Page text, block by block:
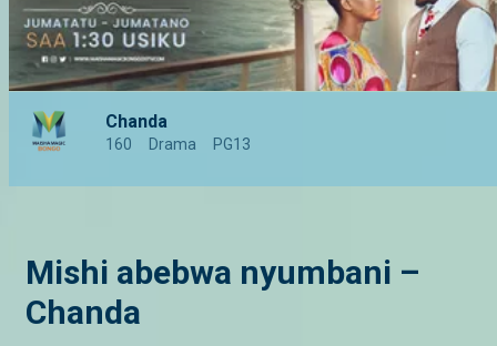
Chanda
160 Drama PG13
Mishi abebwa nyumbani –
Chanda